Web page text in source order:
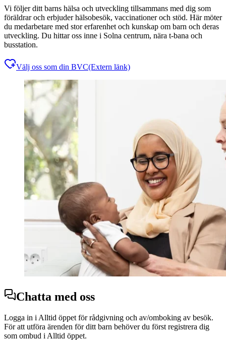
Vi följer ditt barns hälsa och utveckling tillsammans med dig som
föräldrar och erbjuder hälsobesök, vaccinationer och stöd. Här möter
du medarbetare med stor erfarenhet och kunskap om barn och deras
utveckling. Du hittar oss inne i Solna centrum, nära t-bana och
busstation.
Välj oss som din BVC(Extern länk)
Chatta med oss
Logga in i Alltid öppet för rådgivning och av/omboking av besök.
För att utföra ärenden för ditt barn behöver du först registrera dig
som ombud i Alltid öppet.